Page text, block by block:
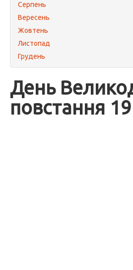
Серпень
Вересень
Жовтень
Листопад
Грудень
День
повстання